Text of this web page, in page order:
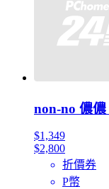
non-no 儂
$1,349
$2,800
折價券
P幣